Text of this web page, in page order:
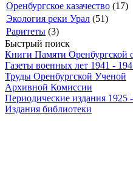
Оренбургское казачество (17)
Экология реки Урал (51)
Раритеты (3)
Быстрый поиск
Книги Памяти Оренбургской
Газеты военных лет 1941 -
Труды Оренбургской Ученой
Архивной Комиссии
Периодические издания 1925
Издания библиотеки